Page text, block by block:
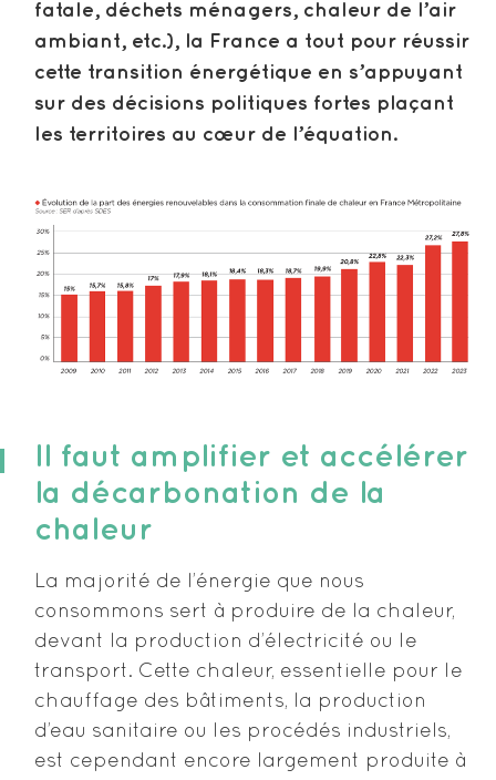
fatale, déchets ménagers, chaleur de l’air
ambiant, etc.), la France a tout pour réussir
cette transition énergétique en s’appuyant
sur des décisions politiques fortes plaçant
les territoires au cœur de l’équation.
Il faut amplifier et accélérer
la décarbonation de la
chaleur
La majorité de l’énergie que nous
consommons sert à produire de la chaleur,
devant la production d’électricité ou le
transport. Cette chaleur, essentielle pour le
chauffage des bâtiments, la production
d’eau sanitaire ou les procédés industriels,
est cependant encore largement produite à